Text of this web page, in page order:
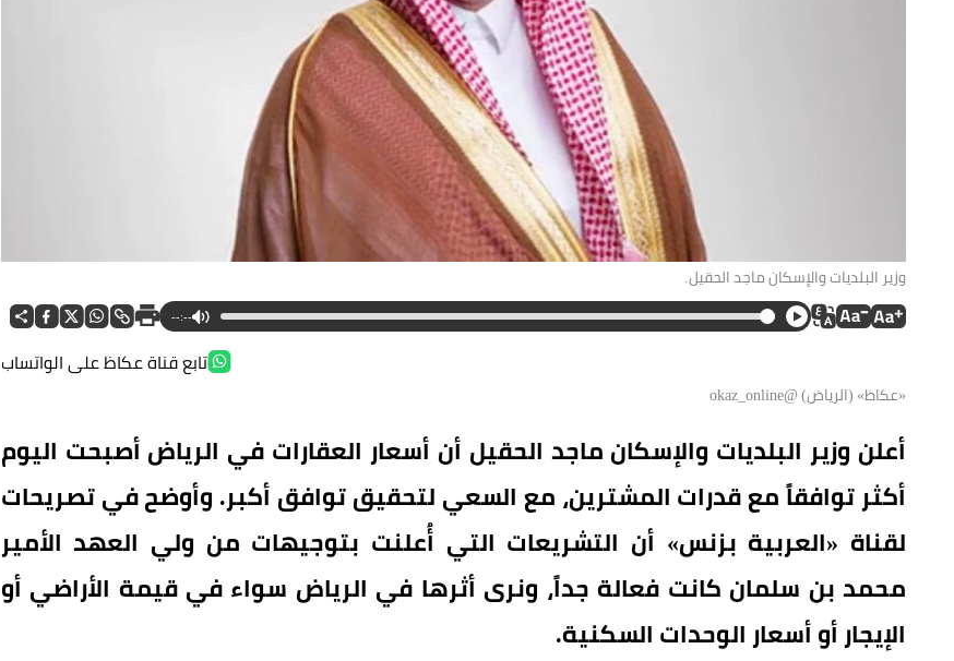
وزير البلديات والإسكان ماجد الحقيل.
--:--
تابع قناة عكاظ على الواتساب
«عكاظ» (الرياض) @okaz_online
أعلن وزير البلديات والإسكان ماجد الحقيل أن أسعار العقارات في الرياض أصبحت اليوم
أكثر توافقاً مع قدرات المشترين، مع السعي لتحقيق توافق أكبر. وأوضح في تصريحات
لقناة «العربية بزنس» أن التشريعات التي أُعلنت بتوجيهات من ولي العهد الأمير
محمد بن سلمان كانت فعالة جداً، ونرى أثرها في الرياض سواء في قيمة الأراضي أو
الإيجار أو أسعار الوحدات السكنية.